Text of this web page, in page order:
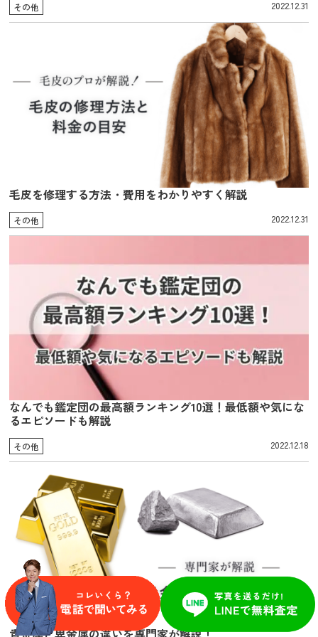
その他 2022.12.31
毛皮を修理する方法・費用をわかりやすく解説
その他 2022.12.31
なんでも鑑定団の最高額ランキング10選！最低額や気にな
るエピソードも解説
その他 2022.12.18
貴金属と卑金属の違いを専門家が解説！